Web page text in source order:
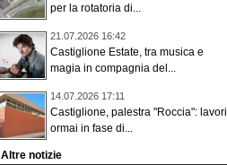
per la rotatoria di...
21.07.2026 16:42
Castiglione Estate, tra musica e
magia in compagnia del...
14.07.2026 17:11
Castiglione, palestra "Roccia": lavori
ormai in fase di...
Altre notizie